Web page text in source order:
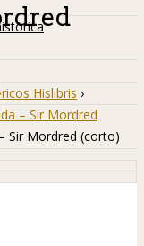
Hislibris ›
– Sir Mordred
Sir Mordred (corto)